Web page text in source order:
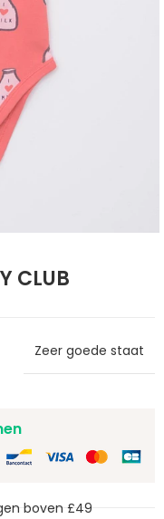
CLUB
Zeer goede staat
boven £49